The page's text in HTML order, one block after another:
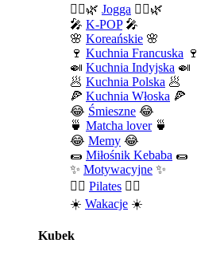
🧘‍♀️🌿 Jogga 🧘‍♀️🌿
🎤 K-POP🎤
🌸 Koreańskie 🌸
🍷 Kuchnia Francuska 🍷
🍛 Kuchnia Indyjska 🍛
🥟 Kuchnia Polska 🥟
🍕 Kuchnia Włoska 🍕
😂 Śmieszne 😂
🍵 Matcha lover🍵
😂 Memy 😂
🌯 Miłośnik Kebaba 🌯
✨ Motywacyjne ✨
🧘‍♀️ Pilates 🧘‍♀️
☀️ Wakacje ☀️
Kubek